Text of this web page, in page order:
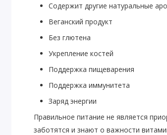
Содержит другие натуральные
Веганский продукт
Без глютена
Укрепление костей
Поддержка пищеварения
Поддержка иммунитета
Заряд энергии
Правильное питание не является
заботятся и знают о важности